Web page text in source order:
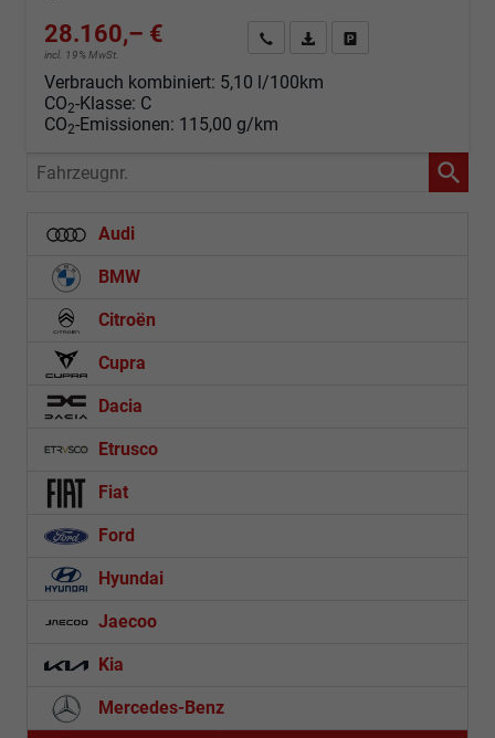
28.160,– €
incl. 19% MwSt.
Angebot anfordern
Fahrzeugexpose (PDF)
Verbrauch kombiniert: 5,10 l/100km
CO2-Klasse: C
CO2-Emissionen: 115,00 g/km
Fahrzeugnr.
Audi
BMW
Citroën
Cupra
Dacia
Etrusco
Fiat
Ford
Hyundai
Jaecoo
Kia
Mercedes-Benz